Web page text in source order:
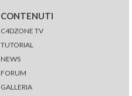
CONTENUTI
C4DZONE TV
TUTORIAL
NEWS
FORUM
GALLERIA